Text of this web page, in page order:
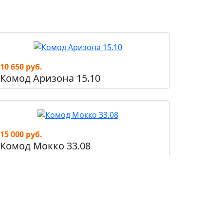
10 650 руб.
Комод Аризона 15.10
15 000 руб.
Комод Мокко 33.08